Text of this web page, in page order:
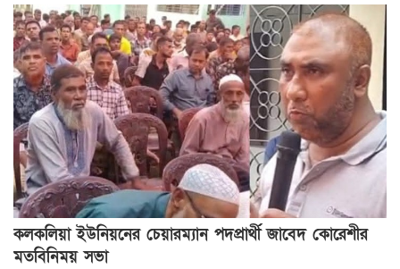
কলকলিয়া ইউনিয়নের চেয়ারম্যান পদপ্রার্থী জাবেদ কোরেশীর
মতবিনিময় সভা